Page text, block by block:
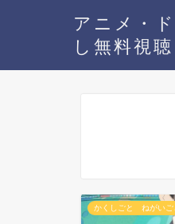
アニメ・
し無料視
かくしごと ねがいご